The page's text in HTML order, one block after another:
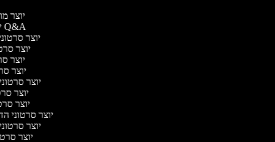
יוצר
יוצר סרטוני Q&A
יוצר
יוצר
יוצר
יוצר
יוצר
יוצר
יוצר
יוצר סרטוני
יוצר
יוצר